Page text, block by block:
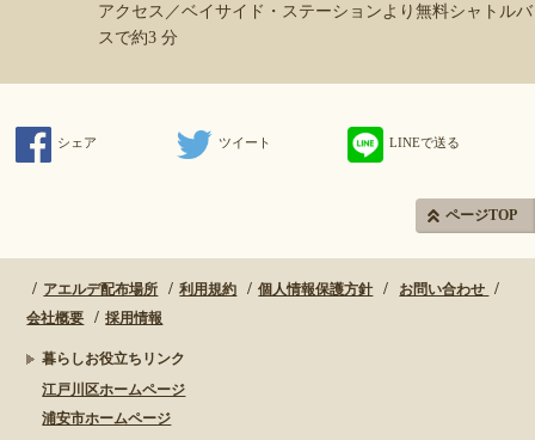
アクセス／ベイサイド・ステーションより無料シャトルバ
スで約3 分
シェア ツイート LINEで送る
ページTOP
アエルデ配布場所 利用規約 個人情報保護方針
お問い合わせ
会社概要
採用情報
暮らしお役立ちリンク
江戸川区ホームページ
浦安市ホームページ